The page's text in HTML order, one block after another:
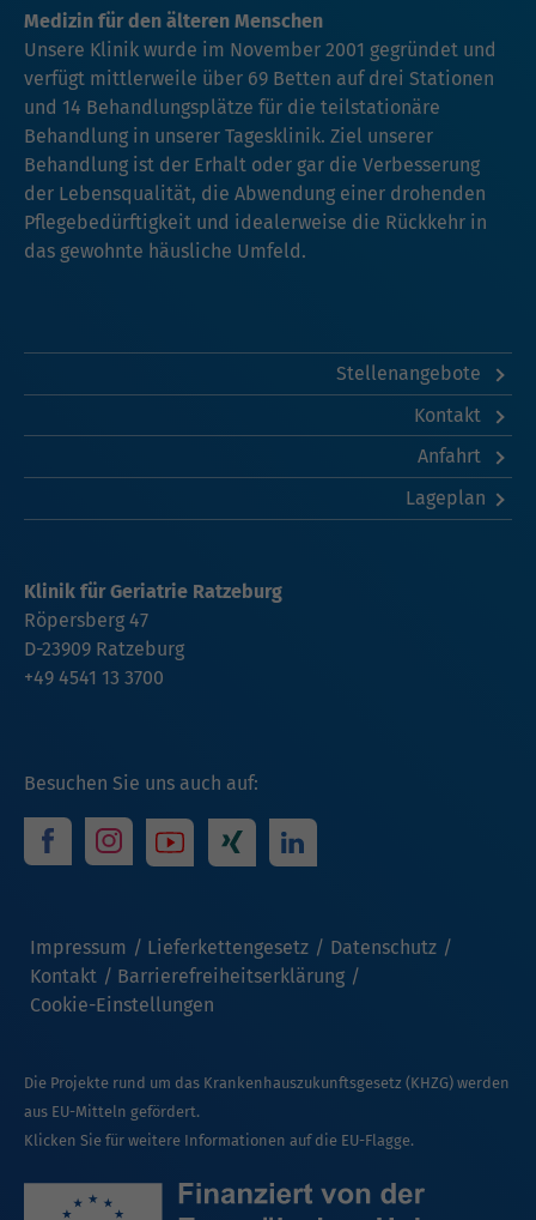
Medizin für den älteren Menschen
Unsere Klinik wurde im November 2001 gegründet und
verfügt mittlerweile über 69 Betten auf drei Stationen
und 14 Behandlungsplätze für die teilstationäre
Behandlung in unserer Tagesklinik. Ziel unserer
Behandlung ist der Erhalt oder gar die Verbesserung
der Lebensqualität, die Abwendung einer drohenden
Pflegebedürftigkeit und idealerweise die Rückkehr in
das gewohnte häusliche Umfeld.
Stellenangebote
Kontakt
Anfahrt
Lageplan
Besuchen Sie uns auch auf:
Impressum Lieferkettengesetz
Datenschutz
Kontakt
Barrierefreiheitserklärung
Cookie-Einstellungen
Klinik für Geriatrie Ratzeburg
Röpersberg 47
D-23909 Ratzeburg
+49 4541 13 3700
Die Projekte rund um das Krankenhauszukunftsgesetz (KHZG) werden
aus EU-Mitteln gefördert.
Klicken Sie für weitere Informationen auf die EU-Flagge.